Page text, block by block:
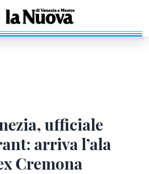
ufficiale
arriva l’ala
Cremona